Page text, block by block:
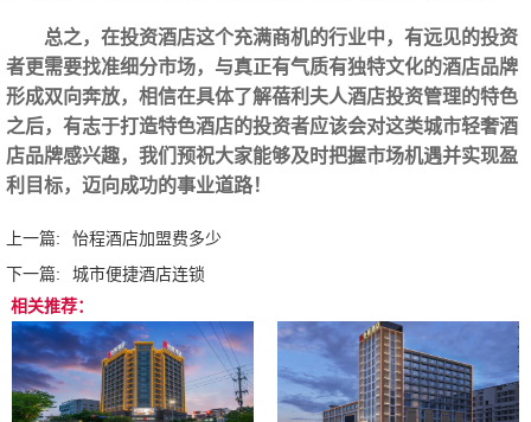
总之，在投资酒店这个充满商机的行业中，有远见的投资
者更需要找准细分市场，与真正有气质有独特文化的酒店品牌
形成双向奔放，相信在具体了解蓓利夫人酒店投资管理的特色
之后，有志于打造特色酒店的投资者应该会对这类城市轻奢酒
店品牌感兴趣，我们预祝大家能够及时把握市场机遇并实现盈
利目标，迈向成功的事业道路！‍
上一篇:
怡程酒店加盟费多少
下一篇:
城市便捷酒店连锁
相关推荐：